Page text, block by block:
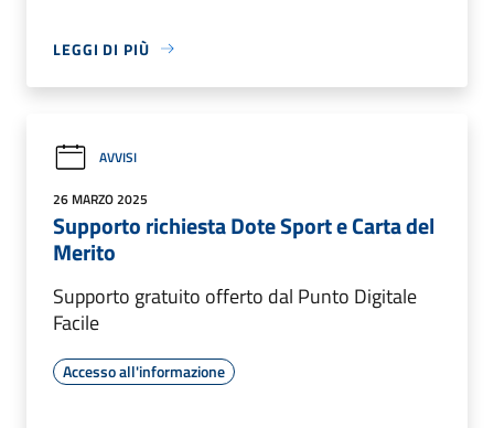
LEGGI DI PIÙ
AVVISI
26 MARZO 2025
Supporto richiesta Dote Sport e Carta del
Merito
Supporto gratuito offerto dal Punto Digitale
Facile
Accesso all'informazione